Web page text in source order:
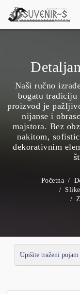
Naši ručno
bogatu tradiciju
proizvod je
nijanse i
majstora. Bez
nakitom,
dekorativnim
Početna